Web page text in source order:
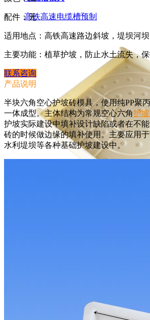
高铁高速电缆槽预制
配件：无
适用地点：高铁高速路边斜坡，堤坝河坝
主要功能：植草护坡，防止水土流失，保
联系咨询
产品说明
半块六角空心护坡砖模具，使用纯PP聚
一体成型。主体结构为常规空心六角护
护坡实际建设中填补设计缺陷或者在不
砖的时候做边缘的填补使用。主要应用于
水利堤坝等各种基础护坡建设中。